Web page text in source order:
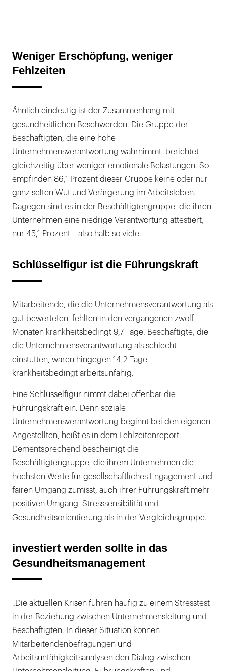
Weniger Erschöpfung, weniger
Fehlzeiten
Ähnlich eindeutig ist der Zusammenhang mit
gesundheitlichen Beschwerden. Die Gruppe der
Beschäftigten, die eine hohe
Unternehmensverantwortung wahrnimmt, berichtet
gleichzeitig über weniger emotionale Belastungen. So
empfinden 86,1 Prozent dieser Gruppe keine oder nur
ganz selten Wut und Verärgerung im Arbeitsleben.
Dagegen sind es in der Beschäftigtengruppe, die ihren
Unternehmen eine niedrige Verantwortung attestiert,
nur 45,1 Prozent – also halb so viele.
Schlüsselfigur ist die Führungskraft
Mitarbeitende, die die Unternehmensverantwortung als
gut bewerteten, fehlten in den vergangenen zwölf
Monaten krankheitsbedingt 9,7 Tage. Beschäftigte, die
die Unternehmensverantwortung als schlecht
einstuften, waren hingegen 14,2 Tage
krankheitsbedingt arbeitsunfähig.
Eine Schlüsselfigur nimmt dabei offenbar die
Führungskraft ein. Denn soziale
Unternehmensverantwortung beginnt bei den eigenen
Angestellten, heißt es in dem Fehlzeitenreport.
Dementsprechend bescheinigt die
Beschäftigtengruppe, die ihrem Unternehmen die
höchsten Werte für gesellschaftliches Engagement und
fairen Umgang zumisst, auch ihrer Führungskraft mehr
positiven Umgang, Stresssensibilität und
Gesundheitsorientierung als in der Vergleichsgruppe.
investiert werden sollte in das
Gesundheitsmanagement
„Die aktuellen Krisen führen häufig zu einem Stresstest
in der Beziehung zwischen Unternehmensleitung und
Beschäftigten. In dieser Situation können
Mitarbeitendenbefragungen und
Arbeitsunfähigkeitsanalysen den Dialog zwischen